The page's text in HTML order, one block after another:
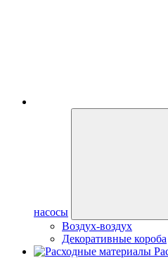
насосы
Воздух-воздух
Декоративные короба